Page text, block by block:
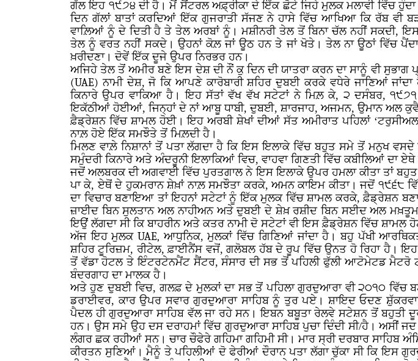
ਗੱਲ ਇਹ ੧੯੭੪ ਦੀ ਹੈ। ਮੈਂ ਸੈਂਟਰਲ ਅਫ਼੍ਰੀਕਾ ਦੇ ਇੱਕ ਛੋਟੇ ਜਿਹੇ ਮੁਲਕ ਮਲਾਵੀ ਵਿੱਚ
ਦਿਨ ਗੱਲਾਂ ਬਾਤਾਂ ਕਰਦਿਆਂ ਇੱਕ ਗੁਜਰਾਤੀ ਸੱਜਣ ਨੇ ਹਾਸੇ ਵਿੱਚ ਆਖਿਆ ਕਿ ਰੱਬ ਵੀ
ਵਾਲ਼ਿਆਂ ਨੂੰ ਦੇ ਦਿਤੀ ਹੈ ਤੇ ਤੇਲ ਅਰਬਾਂ ਨੂੰ। ਮਸ਼ੀਨਰੀ ਤੇਲ ਤੋਂ ਬਿਨਾ ਚੱਲ ਨਹੀਂ ਸਕਦੀ,
ਤੇਲ ਨੂੰ ਵਰਤ ਨਹੀਂ ਸਕਦੇ। ਉਹਨਾਂ ਕੋਲ਼ ਜਾਂ ਊਠ ਹਨ ਤੇ ਜਾਂ ਖੋਤੇ। ਤੇਲ ਨਾ ਊਠਾਂ ਵਿੱਚ
ਖ਼ਰੀਦਣਾ। ਦੋਵੇਂ ਇੱਕ ਦੂਜੇ ਉਪਰ ਨਿਰਭਰ ਹਨ।
ਅਜਿਹੇ ਤੇਲ ਤੋਂ ਅਮੀਰ ਬਣੇ ਇਸ ਦੇਸ਼ ਦੀ ਨੌਂ ਕੁ ਦਿਨ ਦੀ ਯਾਤਰਾ ਕਰਨ ਦਾ ਸਾਨੂੰ ਵੀ
(UAE) ਨਾਮੀ ਦੇਸ਼, ਜੋ ਕਿ ਆਪਣੇ ਕਾਰੋਬਾਰੀ ਸ਼ਹਿਰ ਦੁਬਈ ਕਰਕੇ ਵਧੇਰੇ ਜਾਣਿਆਂ
ਕਿਨਾਰੇ ਉਪਰ ਵਾਕਿਆ ਹੈ। ਇਹ ਸੱਤਾਂ ਵੱਖ ਵੱਖ ਸਟੇਟਾਂ ਨੇ ਮਿਲ਼ ਕੇ, ੨ ਦਸੰਬਰ,
ਇਕੱਠੀਆਂ ਹੋਈਆਂ, ਜਿਨ੍ਹਾਂ ਦੇ ਨਾਂ ਆਬੂ ਧਾਬੀ, ਦੁਬਈ, ਸ਼ਾਰਜਾਹ, ਅਜਮਨ, ਉਮਾਨ ਅਲ
ਫ਼ੈਡ੍ਰੇਸ਼ਨ ਵਿੱਚ ਸ਼ਾਮਲ ਹੋਈ। ਇਹ ਅਰਬੀ ਸ਼ੇਖਾਂ ਦੀਆਂ ਸੱਤ ਅਮੀਰਾਤ ਪਹਿਲਾਂ
ਨਾਲ਼ ਹੋਏ ਇੱਕ ਸਮਝੌਤੇ ਤੋਂ ਮਿਲ਼ਦੀ ਹੈ।
ਮਿਲਣ ਵਾਲ਼ੇ ਨਿਸ਼ਾਨਾਂ ਤੋਂ ਪਤਾ ਲੱਗਦਾ ਹੈ ਕਿ ਇਸ ਇਲਾਕੇ ਵਿੱਚ ਬਹੁਤ ਸਮੇ ਤੋਂ ਮਨੁਖ
ਸਮੁੰਦਰੀ ਕਿਨਾਰੇ ਅਤੇ ਅੰਦਰੂਨੀ ਇਲਾਕਿਆਂ ਵਿਚ, ਵਾਹਵਾ ਗਿਣਤੀ ਵਿੱਚ ਕਬੀਲਿਆਂ ਦਾ
ਜਦੋਂ ਅਲਬਰਕ ਦੀ ਅਗਵਾਈ ਵਿੱਚ ਪੁਰਤਗਾਲ ਨੇ ਇਸ ਇਲਾਕੇ ਉਪਰ ਹਮਲਾ ਕੀਤਾ ਤਾਂ
ਪਾ ਕੇ, ਏਥੋਂ ਦੇ ਹੁਕਮਰਾਨ ਸ਼ੇਖ਼ਾਂ ਨਾਲ਼ ਸਮਝੌਤਾ ਕਰਕੇ, ਅਮਨ ਕਾਇਮ ਕੀਤਾ। ਜਦੋਂ
ਦਾ ਵਿਚਾਰ ਬਣਾਇਆ ਤਾਂ ਇਹਨਾਂ ਸਟੇਟਾਂ ਨੂੰ ਇੱਕ ਮੁਲਕ ਵਿੱਚ ਸ਼ਾਮਲ ਕਰਕੇ, ਫ਼ੈਡ੍ਰੇਸ਼ਨ
ਜ਼ਾਈਦ ਬਿਨ ਸੁਲਤਾਨ ਅਲ ਨਾਹੀਅਨ ਅਤੇ ਦੁਬਈ ਦੇ ਸ਼ੇਖ਼ ਰਸ਼ੀਦ ਬਿਨ ਸਈਦ ਅਲ
ਇਉਂ ਲੱਗਦਾ ਸੀ ਕਿ ਬਾਹਰੀਨ ਅਤੇ ਕਤਰ ਨਾਮੀ ਦੋ ਸਟੇਟਾਂ ਵੀ ਇਸ ਫ਼ੈਡ੍ਰੇਸ਼ਨ ਵਿੱਚ
ਅੱਜ ਇਹ ਮੁਲਕUAE, ਆਧੁਨਿਕ, ਮੁਲਕਾਂ ਵਿੱਚ ਗਿਣਿਆਂ ਜਾਂਦਾ ਹੈ। ਬਹੁ ਪੱਖੀ
ਸ਼ਹਿਰ ਟੂਰਿਜ਼ਮ, ਰੀਟੇਲ, ਫ਼ਾਈਨੈਂਸ ਵਜੋਂ, ਗਲੋਬਲ ਹੱਬ ਦੇ ਰੂਪ ਵਿੱਚ ਉਨਤ ਹੋ ਰਿਹਾ ਹੈ।
ਤੋਂ ਵੱਡਾ ਹੋਟਲ ਤੇ ਇੰਟਰਟੇਨਮੈਂਟ ਸੈਂਟਰ, ਸੰਸਾਰ ਦੀ ਸਭ ਤੋਂ ਪਹਿਲੀ ਫੁੱਲੀ ਆਟੋਮੇਟਡ ਮੈਟਰੋ
ਬੰਦਰਗਾਹ ਦਾ ਮਾਲਕ ਹੈ।
ਅਤੇ ਹੁਣ ਦੁਬਈ ਵਿਚ, ਗਲਫ਼ ਦੇ ਮੁਲਕਾਂ ਦਾ ਸਭ ਤੋਂ ਪਹਿਲਾ ਗੁਰਦੁਆਰਾ ਵੀ ੨੦੧੦ ਵਿੱਚ
ਡਰਾਈਵਰ, ਕਾਰ ਉਪਰ ਸਵਾਰ ਗੁਰਦੁਆਰਾ ਸਾਹਿਬ ਨੂੰ ਤੁਰ ਪਏ। ਸ਼ਾਇਦ ਓਦਣ
ਪੈਦਲ ਹੀ ਗੁਰਦੁਆਰਾ ਸਾਹਿਬ ਵੱਲ ਜਾ ਰਹੇ ਸਨ। ਇਬਨ ਬਬੂਤਾ ਰੇਲਵੇ ਸਟੇਸ਼ਨ ਤੋਂ ਬਹੁਤੀ
ਹਨ। ਉਸ ਸਮੇ ਉਹ ਦਸ ਦਰਾਹਮਾਂ ਵਿੱਚ ਗੁਰਦੁਆਰਾ ਸਾਹਿਬ ਪੁਚਾ ਦਿੰਦੀ ਸੀ/ਹੈ। ਅਸੀਂ
ਲੰਗਰ ਛਕ ਰਹੀਆਂ ਸਨ। ਚਾਰ ਚੌਫੇਰੇ ਗਹਿਮਾ ਗਹਿਮੀ ਸੀ। ਮਾਰ ਸ੍ਰੀ ਦਰਬਾਰ
ਕੀਰਤਨ ਸੁਣਿਆਂ। ਮੈਨੂੰ ਤੇ ਪਹਿਲੀਆਂ ਦੋ ਫੇਰੀਆਂ ਦੌਰਾਨ ਪਤਾ ਲੱਗਾ ਚੁੱਕਾ ਸੀ ਕਿ ਇਸ